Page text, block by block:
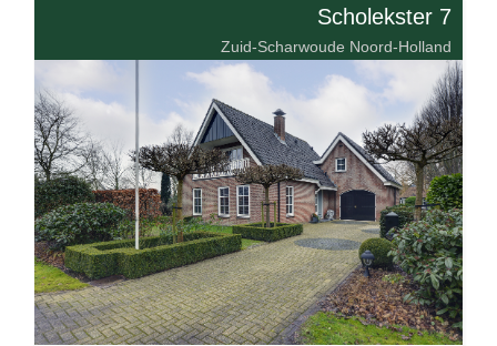
Scholekster 7
Zuid-Scharwoude Noord-Holland